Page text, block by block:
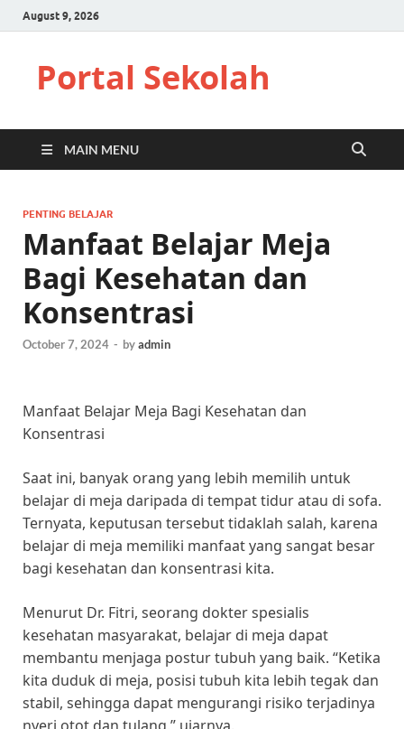
August 9, 2026
Portal Sekolah
MAIN MENU
PENTING BELAJAR
Manfaat Belajar Meja
Bagi Kesehatan dan
Konsentrasi
October 7, 2024 - byadmin
Manfaat Belajar Meja Bagi Kesehatan dan
Konsentrasi
Saat ini, banyak orang yang lebih memilih untuk
belajar di meja daripada di tempat tidur atau di sofa.
Ternyata, keputusan tersebut tidaklah salah, karena
belajar di meja memiliki manfaat yang sangat besar
bagi kesehatan dan konsentrasi kita.
Menurut Dr. Fitri, seorang dokter spesialis
kesehatan masyarakat, belajar di meja dapat
membantu menjaga postur tubuh yang baik. “Ketika
kita duduk di meja, posisi tubuh kita lebih tegak dan
stabil, sehingga dapat mengurangi risiko terjadinya